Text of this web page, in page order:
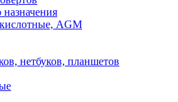
AGM
нетбуков, планшетов